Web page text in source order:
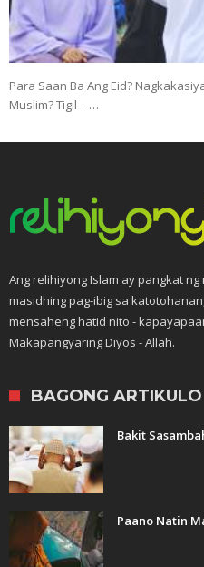
Para Saan Ba Ang Eid?
Muslim? Tigil – …
Ang relihiyong Islam ay pangkat
masidhing pag-ibig sa
mensaheng hatid nito -
Makapangyaring Diyos - Allah.
BAGONG ARTIKULO
Bakit
Paano Natin